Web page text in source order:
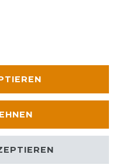
angezeigt
die Verwendung
zu verwenden.
vorbehalten.